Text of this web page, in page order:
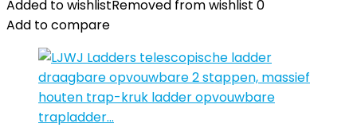
Added to wishlistRemoved from wishlist 0
Add to compare